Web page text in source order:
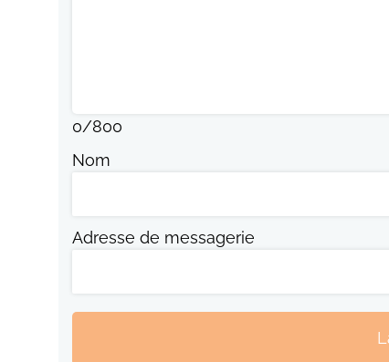
0/800
Nom
Adresse de messagerie